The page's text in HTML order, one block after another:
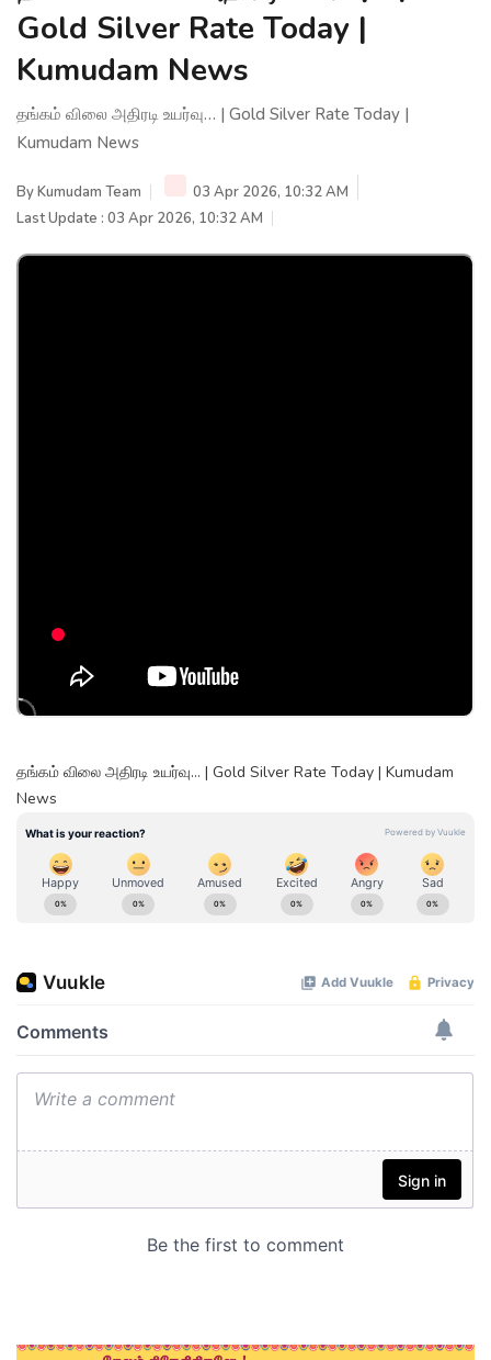
Gold Silver Rate Today |
Kumudam News
தங்கம் விலை அதிரடி உயர்வு… | Gold Silver Rate Today |
Kumudam News
ByKumudam Team
03 Apr 2026, 10:32 AM
Last Update : 03 Apr 2026, 10:32 AM
தங்கம் விலை அதிரடி உயர்வு… | Gold Silver Rate Today | Kumudam
News